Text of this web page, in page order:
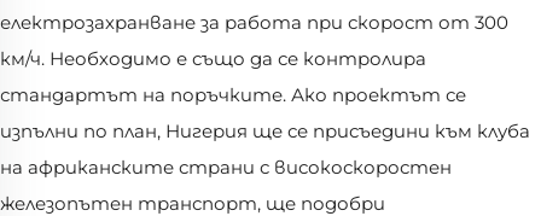
електрозахранване за работа при скорост от 300
км/ч. Необходимо е също да се контролира
стандартът на поръчките. Ако проектът се
изпълни по план, Нигерия ще се присъедини към клуба
на африканските страни с високоскоростен
железопътен транспорт, ще подобри